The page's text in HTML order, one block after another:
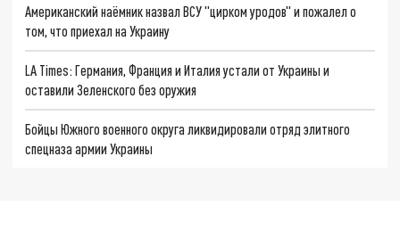
Американский наёмник назвал ВСУ "цирком уродов" и пожалел о
том, что приехал на Украину
LA Times: Германия, Франция и Италия устали от Украины и
оставили Зеленского без оружия
Бойцы Южного военного округа ликвидировали отряд элитного
спецназа армии Украины